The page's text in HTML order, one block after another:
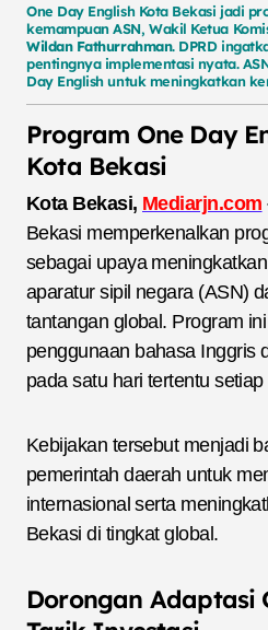
One Day English Kota Bekasi jadi
kemampuan ASN, Wakil Ketua
Wildan Fathurrahman. DPRD
pentingnya implementasi nyata.
Day English untuk meningkatkan
Program One Day
Kota Bekasi
Kota Bekasi, Mediarjn.com
Bekasi memperkenalkan
sebagai upaya
aparatur sipil negara (ASN)
tantangan global. Program
penggunaan bahasa Inggris
pada satu hari tertentu
Kebijakan tersebut menjadi
pemerintah daerah untuk
internasional serta
Bekasi di tingkat global.
Dorongan Adaptasi